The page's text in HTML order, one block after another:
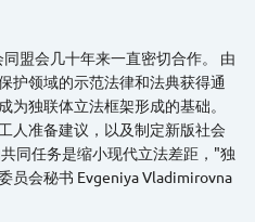
盟会几十年来一直密切合作。 由
护领域的示范法律和法典获得通
独联体立法框架形成的基础。
人准备建议，以及制定新版社会
同任务是缩小现代立法差距，"独
员会秘书 Evgeniya Vladimirovna